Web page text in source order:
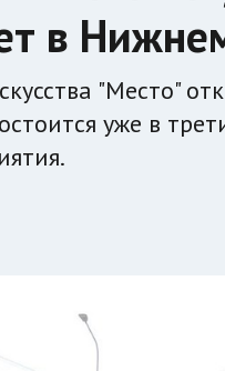
в
"Место"
уже в